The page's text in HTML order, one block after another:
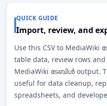
QUICK GUIDE
Import, review, and
Use this CSV to
table data, review rows
MediaWiki ടേബിൾ output.
useful for data cleanup,
spreadsheets, and